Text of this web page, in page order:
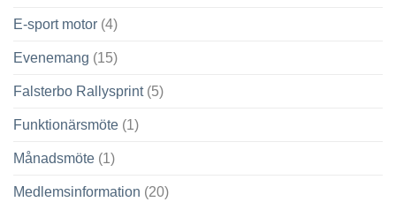
E-sport motor (4)
Evenemang (15)
Falsterbo Rallysprint(5)
Funktionärsmöte (1)
Månadsmöte (1)
Medlemsinformation (20)